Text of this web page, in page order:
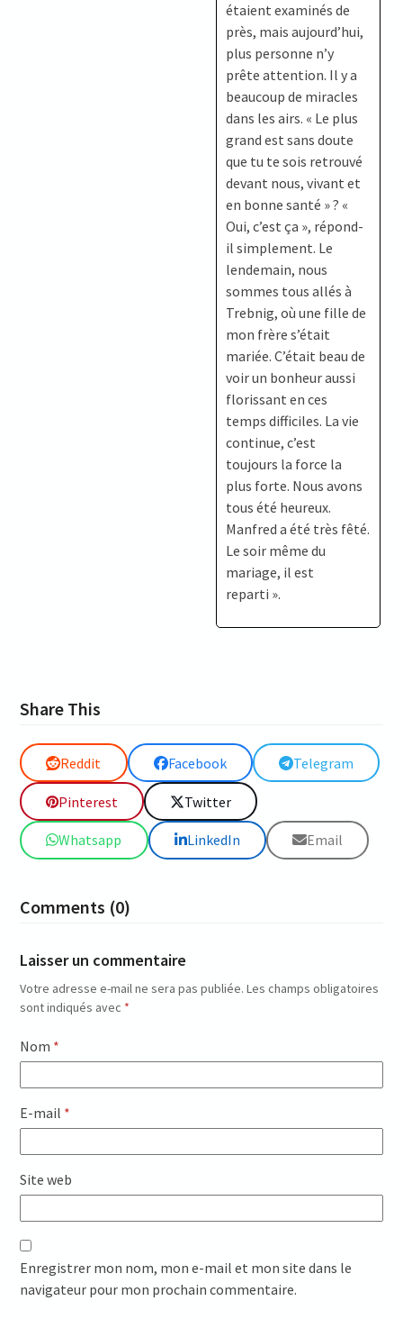
étaient examinés de
près, mais aujourd’hui,
plus personne n’y
prête attention. Il y a
beaucoup de miracles
dans les airs. « Le plus
grand est sans doute
que tu te sois retrouvé
devant nous, vivant et
en bonne santé » ? «
Oui, c’est ça », répond-
il simplement. Le
lendemain, nous
sommes tous allés à
Trebnig, où une fille de
mon frère s’était
mariée. C’était beau de
voir un bonheur aussi
florissant en ces
temps difficiles. La vie
continue, c’est
toujours la force la
plus forte. Nous avons
tous été heureux.
Manfred a été très fêté.
Le soir même du
mariage, il est
reparti ».
Share This
Reddit Facebook Telegram
Pinterest Twitter
Whatsapp LinkedIn Email
Comments (0)
Laisser un commentaire
Votre adresse e-mail ne sera pas publiée. Les champs obligatoires
sont indiqués avec *
Nom *
E-mail *
Site web
Enregistrer mon nom, mon e-mail et mon site dans le
navigateur pour mon prochain commentaire.